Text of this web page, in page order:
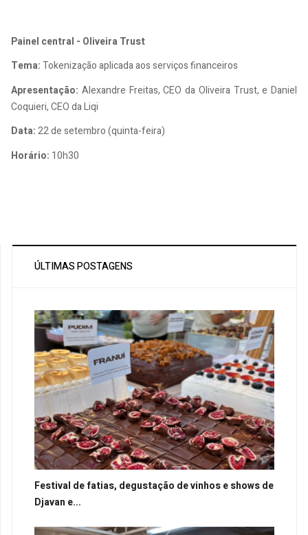
Painel central - Oliveira Trust
Tema:Tokenização aplicada aos serviços financeiros
Apresentação: Alexandre Freitas, CEO da Oliveira Trust, e Daniel
Coquieri, CEO da Liqi
Data:22 de setembro (quinta-feira)
Horário: 10h30
ÚLTIMAS POSTAGENS
Festival de fatias, degustação de vinhos e shows de
Djavan e...